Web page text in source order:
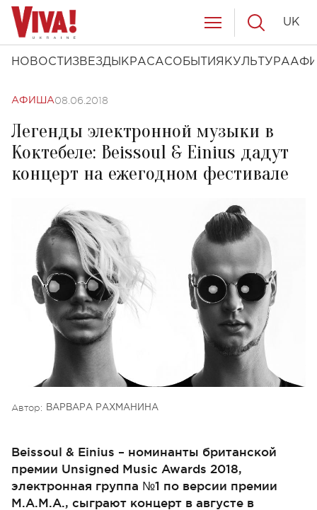
НОВОСТИ ЗВЕЗДЫ КРАСАСОБЫТИЯ КУЛЬТУРА
UK
АФИША08.06.2018
Легенды электронной музыки в
Коктебеле: Beissoul & Einius дадут
концерт на ежегодном фестивале
Автор: ВАРВАРА РАХМАНИНА
Beissoul & Einius – номинанты британской
премии Unsigned Music Awards 2018,
электронная группа №1 по версии премии
М.А.М.А., сыграют концерт в августе в